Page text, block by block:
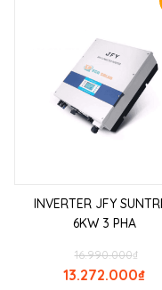
INVERTER JFY
6KW 3 PHA
₫
16.990.000
₫
13.272.000